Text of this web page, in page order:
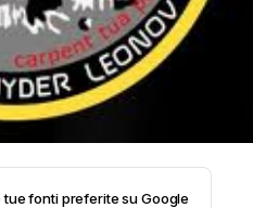
fonti preferite su Google